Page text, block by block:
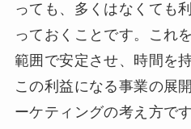
っても、多くはなくても
っておくことです。これ
範囲で安定させ、時間を
この利益になる事業の展
ーケティングの考え方で